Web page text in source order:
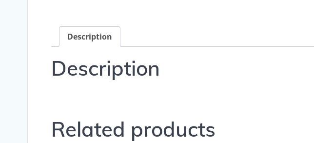
Description
Description
Related products